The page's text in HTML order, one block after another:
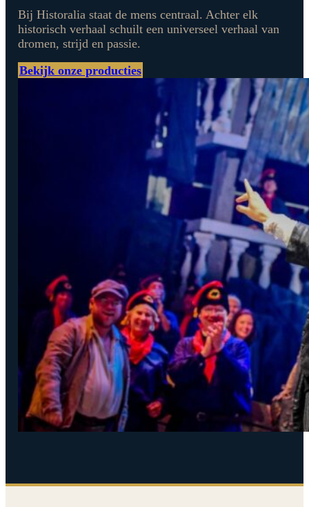
Bij Historalia staat de mens centraal. Achter elk
historisch verhaal schuilt een universeel verhaal van
dromen, strijd en passie.
Bekijk onze producties